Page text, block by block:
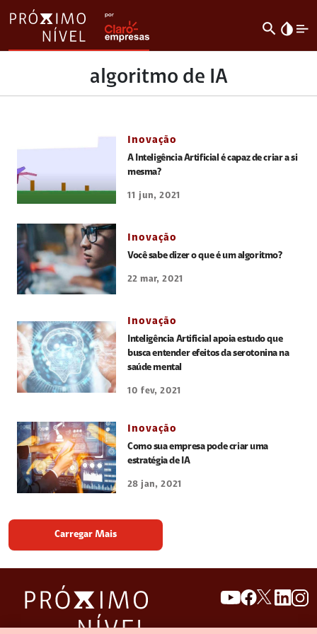
search invert_colors
algoritmo de IA
Inovação
A Inteligência Artificial é capaz de criar a si
mesma?
11 jun, 2021
Inovação
Você sabe dizer o que é um algoritmo?
22 mar, 2021
Inovação
Inteligência Artificial apoia estudo que
busca entender efeitos da serotonina na
saúde mental
10 fev, 2021
Inovação
Como sua empresa pode criar uma
estratégia de IA
28 jan, 2021
Carregar Mais